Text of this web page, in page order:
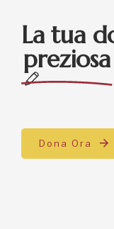
La tua
preziosa
Dona Ora